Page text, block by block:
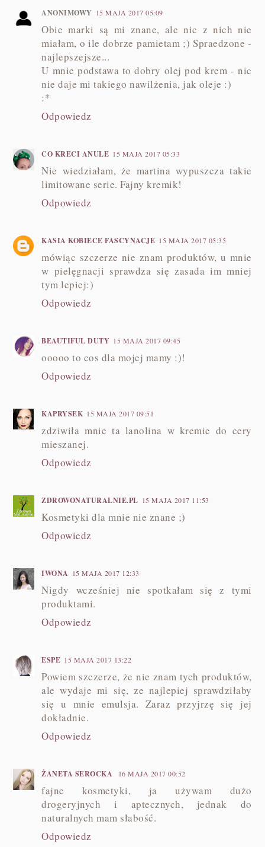
ANONIMOWY 15 MAJA 2017 05:09
Obie marki są mi znane, ale nic z nich nie
miałam, o ile dobrze pamietam ;) Spraedzone -
najlepszejsze...
U mnie podstawa to dobry olej pod krem - nic
nie daje mi takiego nawilżenia, jak oleje :)
:*
Odpowiedz
CO KRECI ANULE 15 MAJA 2017 05:33
Nie wiedziałam, że martina wypuszcza takie
limitowane serie. Fajny kremik!
Odpowiedz
KASIA KOBIECE FASCYNACJE 15 MAJA 2017 05:35
mówiąc szczerze nie znam produktów, u mnie
w pielęgnacji sprawdza się zasada im mniej
tym lepiej:)
Odpowiedz
BEAUTIFUL DUTY 15 MAJA 2017 09:45
ooooo to cos dla mojej mamy :)!
Odpowiedz
KAPRYSEK 15 MAJA 2017 09:51
zdziwiła mnie ta lanolina w kremie do cery
mieszanej.
Odpowiedz
ZDROWONATURALNIE.PL 15 MAJA 2017 11:53
Kosmetyki dla mnie nie znane ;)
Odpowiedz
IWONA 15 MAJA 2017 12:33
Nigdy wcześniej nie spotkałam się z tymi
produktami.
Odpowiedz
ESPE 15 MAJA 2017 13:22
Powiem szczerze, że nie znam tych produktów,
ale wydaje mi się, ze najlepiej sprawdziłaby
się u mnie emulsja. Zaraz przyjrzę się jej
dokładnie.
Odpowiedz
ŻANETA SEROCKA 16 MAJA 2017 00:52
fajne kosmetyki, ja używam dużo
drogeryjnych i aptecznych, jednak do
naturalnych mam słabość.
Odpowiedz